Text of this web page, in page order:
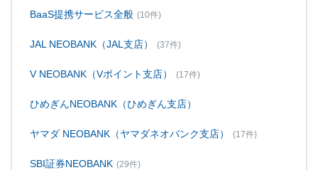
BaaS提携サービス全般 (10件)
JAL NEOBANK（JAL支店） (37件)
V NEOBANK（Vポイント支店） (17件)
ひめぎんNEOBANK（ひめぎん支店）
ヤマダ NEOBANK（ヤマダネオバンク支店） (17件)
SBI証券NEOBANK (29件)